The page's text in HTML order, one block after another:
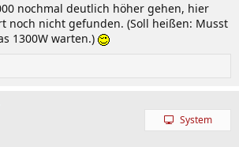
nochmal deutlich höher gehen, hier
noch nicht gefunden. (Soll heißen: Musst
1300W warten.)
System